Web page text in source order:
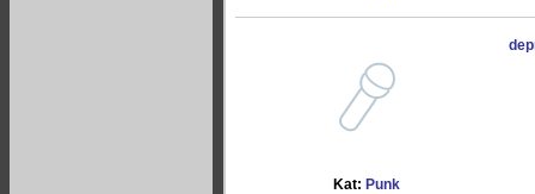
Kat: Punk